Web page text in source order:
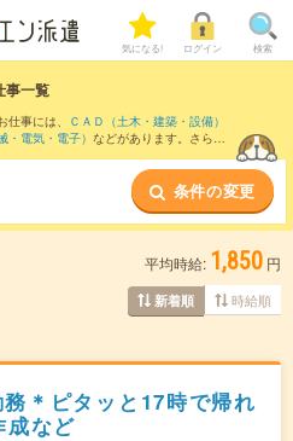
気になる! ログイン 検索
事一覧
事には、
ＣＡＤ（土木・建築・設備）
・電気・電子） などがあります。さら
条件の変更
平均時給: 1,850 円
新着順 時給順
＊ピタッと17時で帰れ
成など